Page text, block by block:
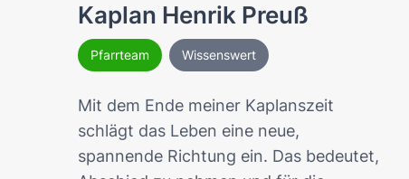
Kaplan Henrik Preuß
Pfarrteam Wissenswert
Mit dem Ende meiner Kaplanszeit
schlägt das Leben eine neue,
spannende Richtung ein. Das bedeutet,